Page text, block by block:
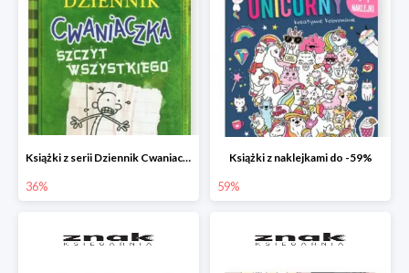
Książki z serii Dziennik Cwaniaczka
36%
Książki z naklejkami do -59%
59%